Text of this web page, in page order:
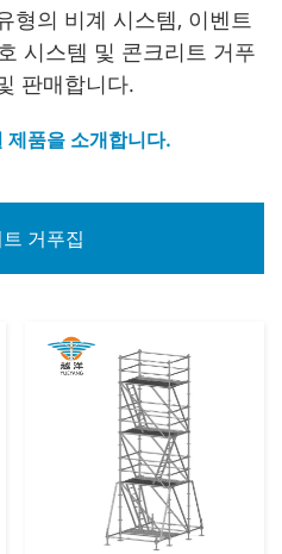
형의 비계 시스템, 이벤트
시스템 및 콘크리트 거푸
판매합니다.
제품을 소개합니다.
거푸집